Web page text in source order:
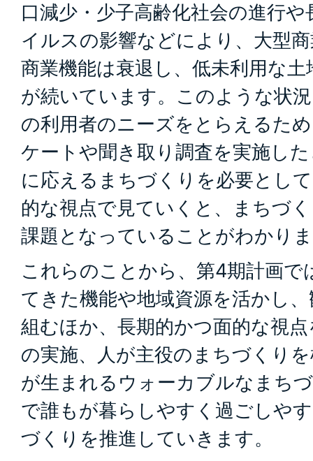
口減少・少子高齢化社会の進行
イルスの影響などにより、大型
商業機能は衰退し、低未利用な
が続いています。このような状
の利用者のニーズをとらえるた
ケートや聞き取り調査を実施し
に応えるまちづくりを必要とし
的な視点で見ていくと、まちづ
課題となっていることがわかり
これらのことから、第4期計画で
てきた機能や地域資源を活かし
組むほか、長期的かつ面的な視
の実施、人が主役のまちづくり
が生まれるウォーカブルなまち
で誰もが暮らしやすく過ごしや
づくりを推進していきます。